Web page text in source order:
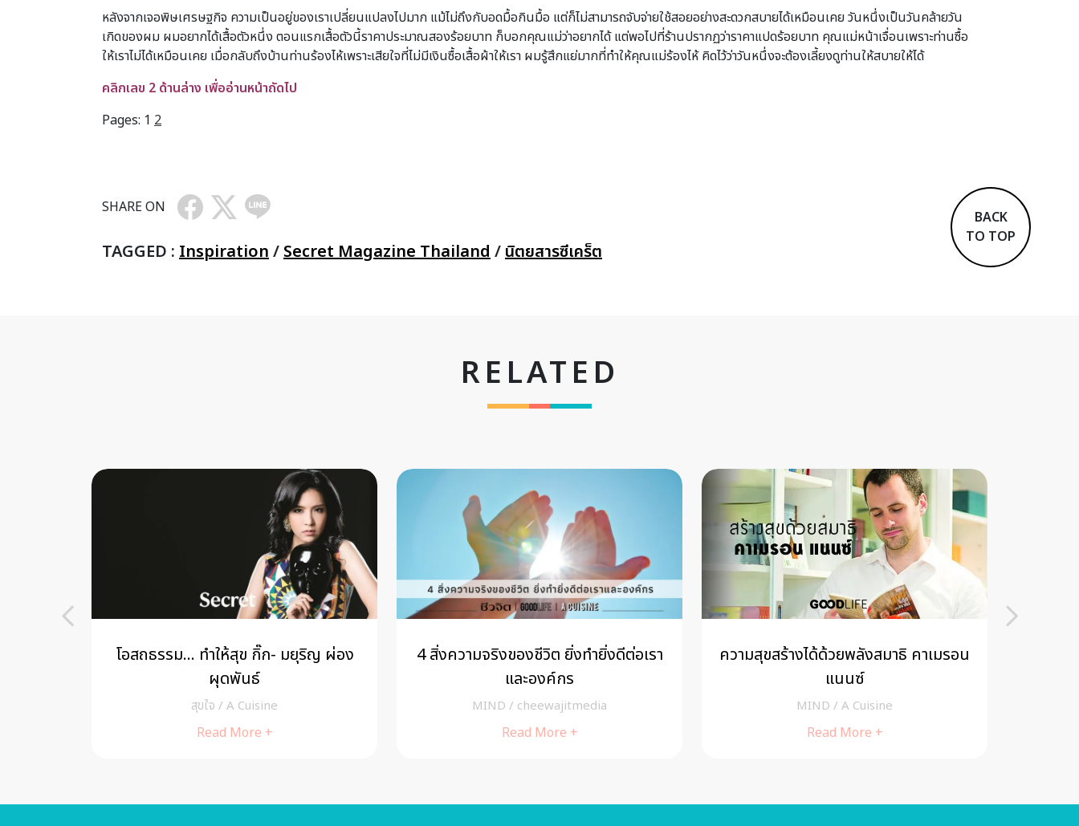
หลังจากเจอพิษเศรษฐกิจ ความเป็นอยู่ของเราเปลี่ยนแปลงไปมาก แม้ไม่ถึงกับอดมื้อกินมื้อ แต่ก็ไม่สามารถจับจ่ายใช้สอยอย่างสะดวกสบายได้เหมือนเคย วันหนึ่งเป็นวันคล้ายวัน
เกิดของผม ผมอยากได้เสื้อตัวหนึ่ง ตอนแรกเสื้อตัวนี้ราคาประมาณสองร้อยบาท ก็บอกคุณแม่ว่าอยากได้ แต่พอไปที่ร้านปรากฏว่าราคาแปดร้อยบาท คุณแม่หน้าเจื่อนเพราะท่านซื้อ
ให้เราไม่ได้เหมือนเคย เมื่อกลับถึงบ้านท่านร้องไห้เพราะเสียใจที่ไม่มีเงินซื้อเสื้อผ้าให้เรา ผมรู้สึกแย่มากที่ทำให้คุณแม่ร้องไห้ คิดไว้ว่าวันหนึ่งจะต้องเลี้ยงดูท่านให้สบายให้ได้
คลิกเลข 2 ด้านล่าง เพื่ออ่านหน้าถัดไป
Pages: 1 2
SHARE ON
TAGGED : Inspiration/Secret Magazine Thailand/นิตยสารซีเคร็ต
BACK
TO TOP
RELATED
โอสถธรรม… ทำให้สุข กิ๊ก- มยุริญ ผ่อง
ผุดพันธ์
สุขใจ / A Cuisine
Read More +
4 สิ่งความจริงของชีวิต ยิ่งทำยิ่งดีต่อเรา
และองค์กร
MIND / cheewajitmedia
Read More +
ความสุขสร้างได้ด้วยพลังสมาธิ คาเมรอน
แนนซ์
MIND / A Cuisine
Read More +